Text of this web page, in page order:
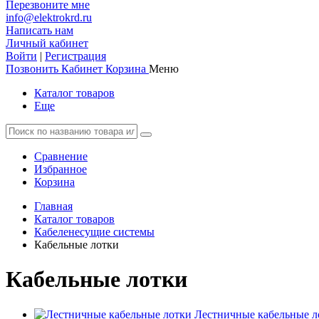
Перезвоните мне
info@elektrokrd.ru
Написать нам
Личный кабинет
Войти | Регистрация
Позвонить Кабинет Корзина Меню
Каталог товаров
Еще
Сравнение
Избранное
Корзина
Главная
Каталог товаров
Кабеленесущие системы
Кабельные лотки
Кабельные лотки
Лестничные кабельные